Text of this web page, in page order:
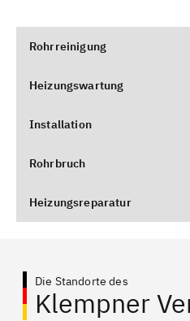
Rohrreinigung
Heizungswartung
Installation
Rohrbruch
Heizungsreparatur
Die Standorte des
Klempner